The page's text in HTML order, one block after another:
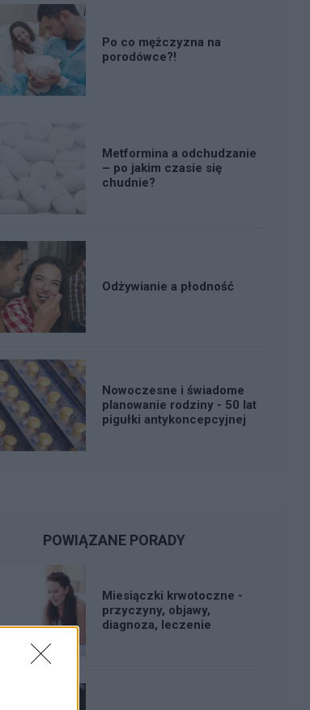
Po co mężczyzna na
porodówce?!
Metformina a odchudzanie
– po jakim czasie się
chudnie?
Odżywianie a płodność
Nowoczesne i świadome
planowanie rodziny - 50 lat
pigułki antykoncepcyjnej
POWIĄZANE PORADY
Miesiączki krwotoczne -
przyczyny, objawy,
diagnoza, leczenie